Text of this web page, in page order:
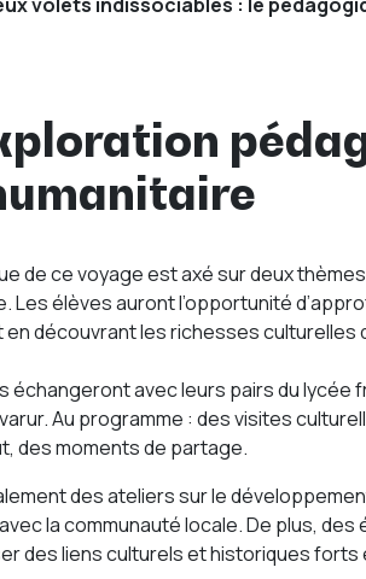
de ce voyage est axé sur deux
Les élèves auront l’opportunité
découvrant les richesses culturelles
échangeront avec leurs pairs du lycée
Au programme : des visites
des moments de partage.
des ateliers sur le
la communauté locale. De plus, des
des liens culturels et historiques forts